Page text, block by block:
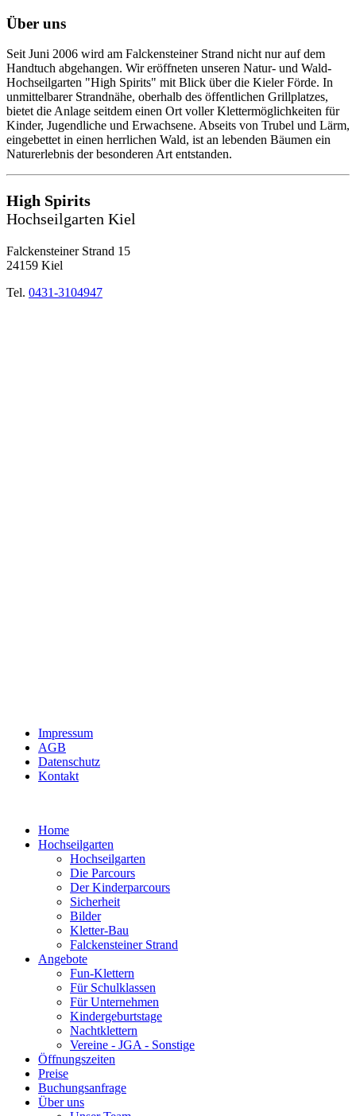
Über uns
Seit Juni 2006 wird am Falckensteiner Strand nicht nur auf dem
Handtuch abgehangen. Wir eröffneten unseren Natur- und Wald-
Hochseilgarten "High Spirits" mit Blick über die Kieler Förde. In
unmittelbarer Strandnähe, oberhalb des öffentlichen Grillplatzes,
bietet die Anlage seitdem einen Ort voller Klettermöglichkeiten für
Kinder, Jugendliche und Erwachsene. Abseits von Trubel und Lärm,
eingebettet in einen herrlichen Wald, ist an lebenden Bäumen ein
Naturerlebnis der besonderen Art entstanden.
High Spirits
Hochseilgarten Kiel
Falckensteiner Strand 15
24159 Kiel
Tel. 0431-3104947
Impressum
AGB
Datenschutz
Kontakt
Home
Hochseilgarten
Hochseilgarten
Die Parcours
Der Kinderparcours
Sicherheit
Bilder
Kletter-Bau
Falckensteiner Strand
Angebote
Fun-Klettern
Für Schulklassen
Für Unternehmen
Kindergeburtstage
Nachtklettern
Vereine - JGA - Sonstige
Öffnungszeiten
Preise
Buchungsanfrage
Über uns